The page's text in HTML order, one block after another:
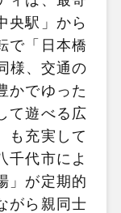
央駅」から
で「日本橋
様、交通の
かでゆった
て遊べる広
も充実して
千代市によ
」が定期的
がら親同士